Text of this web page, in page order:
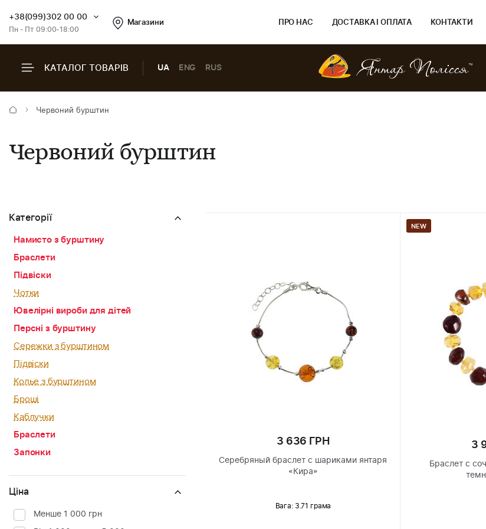
+38(099)302 00 00
Пн - Пт 09:00-18:00
Магазини ПРО НАС ДОСТАВКА І ОПЛАТА КОНТАКТИ
КАТАЛОГ ТОВАРІВ UA ENG RUS
Червоний бурштин
Червоний бурштин
Категорії
Намисто з бурштину
Браслети
Підвіски
Чотки
Ювелірні вироби для дітей
Персні з бурштину
Сережки з бурштином
Підвіски
Колье з бурштином
Броші
Каблучки
Браслети
Запонки
Ціна
Менше 1 000 грн
3 636 ГРН
Серебряный браслет с шариками янтаря
«Кира»
Вага: 3.71 грама
NEW
3
Браслет с